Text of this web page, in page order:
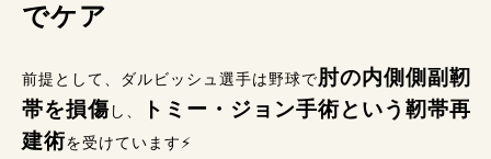
でケア
前提として、ダルビッシュ選手は野球で肘の内側側副靭
帯を損傷し、
トミー・ジョン手術という靭帯再
建術を受けています⚡